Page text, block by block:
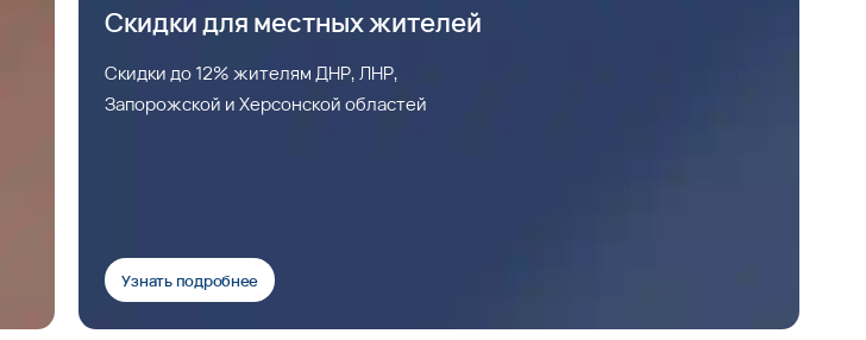
Скидки для местных жителей
Скидки до 12% жителям ДНР, ЛНР,
Запорожской и Херсонской областей
Узнать подробнее